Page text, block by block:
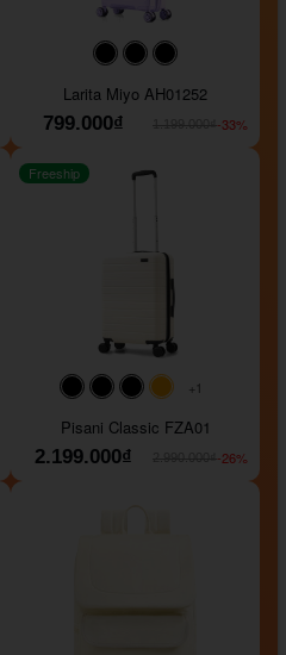
#000000#000000
Larita Miyo AH01252
799.000₫
-33%
#000000#000000#000000
+1
Freeship
Pisani Classic FZA01
2.199.000₫
-26%